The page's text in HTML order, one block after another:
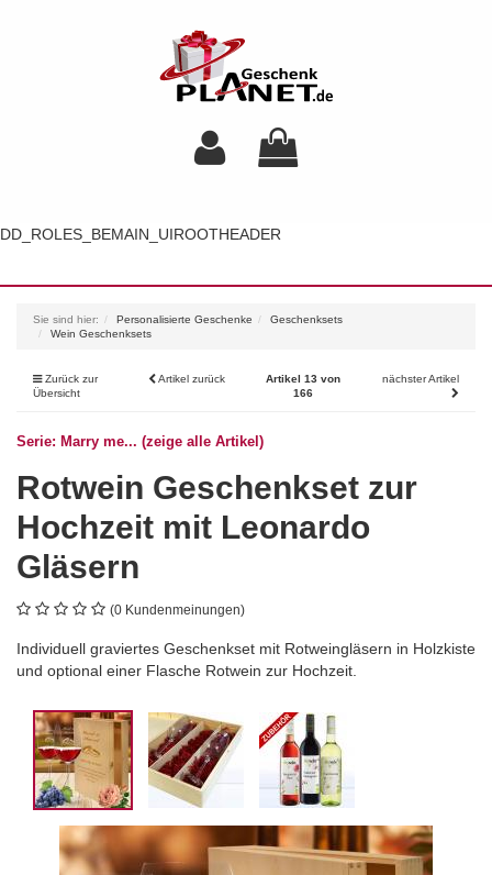
DD_ROLES_BEMAIN_UIROOTHEADER
Sie sind hier: Personalisierte Geschenke
Geschenksets
Wein Geschenksets
Zurück zur
Übersicht
Artikel zurück
Artikel 13 von
166
nächster Artikel
Serie: Marry me... (zeige alle Artikel)
Rotwein Geschenkset zur
Hochzeit mit Leonardo
Gläsern
(0 Kundenmeinungen)
Individuell graviertes Geschenkset mit Rotweingläsern in Holzkiste
und optional einer Flasche Rotwein zur Hochzeit.